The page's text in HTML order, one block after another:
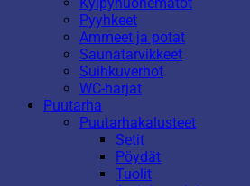
Pyyhkeet
Ammeet ja potat
Saunatarvikkeet
Suihkuverhot
WC-harjat
Puutarha
Puutarhakalusteet
Setit
Pöydät
Tuolit